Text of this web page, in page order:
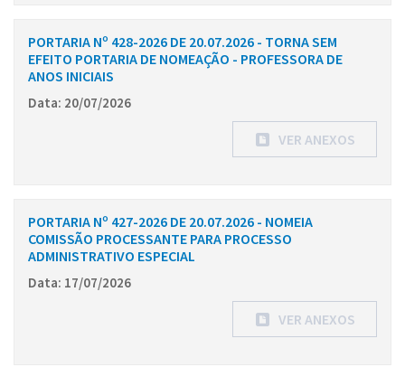
PORTARIA Nº 428-2026 DE 20.07.2026 - TORNA SEM
EFEITO PORTARIA DE NOMEAÇÃO - PROFESSORA DE
ANOS INICIAIS
Data: 20/07/2026
VER ANEXOS
PORTARIA Nº 427-2026 DE 20.07.2026 - NOMEIA
COMISSÃO PROCESSANTE PARA PROCESSO
ADMINISTRATIVO ESPECIAL
Data: 17/07/2026
VER ANEXOS